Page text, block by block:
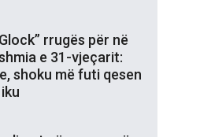
rrugës për në
e 31-vjeçarit:
shoku më futi qesen